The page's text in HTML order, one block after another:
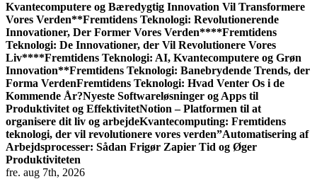
Kvantecomputere og Bæredygtig Innovation Vil Transformere
Vores Verden**Fremtidens Teknologi: Revolutionerende
Innovationer, Der Former Vores Verden****Fremtidens
Teknologi: De Innovationer, der Vil Revolutionere Vores
Liv****Fremtidens Teknologi: AI, Kvantecomputere og Grøn
Innovation**Fremtidens Teknologi: Banebrydende Trends, der
Forma VerdenFremtidens Teknologi: Hvad Venter Os i de
Kommende År?Nyeste Softwareløsninger og Apps til
Produktivitet og EffektivitetNotion – Platformen til at
organisere dit liv og arbejdeKvantecomputing: Fremtidens
teknologi, der vil revolutionere vores verden”Automatisering af
Arbejdsprocesser: Sådan Frigør Zapier Tid og Øger
Produktiviteten
fre. aug 7th, 2026